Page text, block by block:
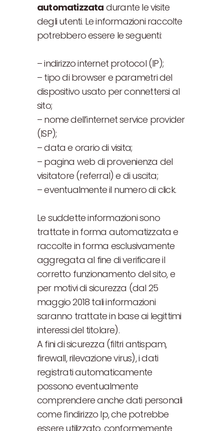
automatizzata durante le visite
degli utenti. Le informazioni raccolte
potrebbero essere le seguenti:
– indirizzo internet protocol (IP);
– tipo di browser e parametri del
dispositivo usato per connettersi al
sito;
– nome dell’internet service provider
(ISP);
– data e orario di visita;
– pagina web di provenienza del
visitatore (referral) e di uscita;
– eventualmente il numero di click.
Le suddette informazioni sono
trattate in forma automatizzata e
raccolte in forma esclusivamente
aggregata al fine di verificare il
corretto funzionamento del sito, e
per motivi di sicurezza (dal 25
maggio 2018 tali informazioni
saranno trattate in base ai legittimi
interessi del titolare).
A fini di sicurezza (filtri antispam,
firewall, rilevazione virus), i dati
registrati automaticamente
possono eventualmente
comprendere anche dati personali
come l’indirizzo Ip, che potrebbe
essere utilizzato, conformemente